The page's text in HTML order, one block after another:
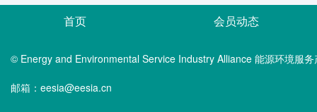
首页 会员动态
© Energy and Environmental Service Industry Alliance 能源环境服
邮箱：eesia@eesia.cn